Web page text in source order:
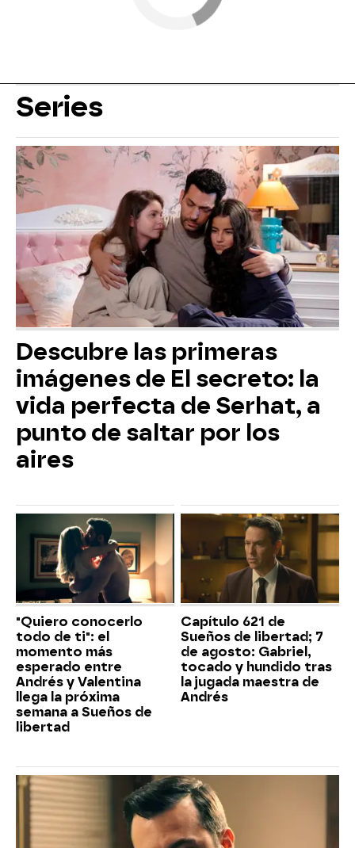
Series
Descubre las primeras
imágenes de El secreto: la
vida perfecta de Serhat, a
punto de saltar por los
aires
"Quiero conocerlo
todo de ti": el
momento más
esperado entre
Andrés y Valentina
llega la próxima
semana a Sueños de
libertad
Capítulo 621 de
Sueños de libertad; 7
de agosto: Gabriel,
tocado y hundido tras
la jugada maestra de
Andrés